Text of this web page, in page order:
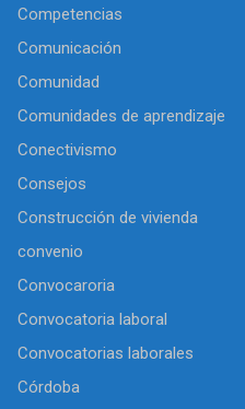
Competencias
Comunicación
Comunidad
Comunidades de aprendizaje
Conectivismo
Consejos
Construcción de vivienda
convenio
Convocaroria
Convocatoria laboral
Convocatorias laborales
Córdoba